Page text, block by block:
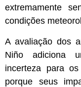
extremamente
condições
A avaliação dos
Niño adiciona
incerteza para
porque seus